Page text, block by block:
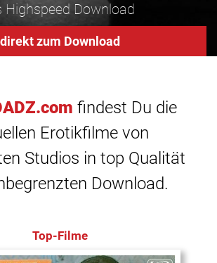
Highspeed Download
direkt zum Download
findest Du die
Erotikfilme von
Studios in top Qualität
Download.
Top-Filme